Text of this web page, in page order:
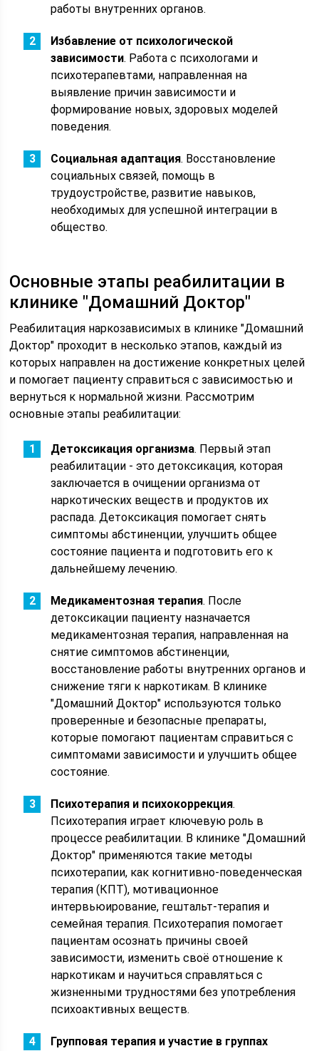
работы внутренних органов.
Избавление от психологической
зависимости. Работа с психологами и
психотерапевтами, направленная на
выявление причин зависимости и
формирование новых, здоровых моделей
поведения.
Социальная адаптация. Восстановление
социальных связей, помощь в
трудоустройстве, развитие навыков,
необходимых для успешной интеграции в
общество.
Основные этапы реабилитации в
клинике "Домашний Доктор"
Реабилитация наркозависимых в клинике "Домашний
Доктор" проходит в несколько этапов, каждый из
которых направлен на достижение конкретных целей
и помогает пациенту справиться с зависимостью и
вернуться к нормальной жизни. Рассмотрим
основные этапы реабилитации:
Детоксикация организма. Первый этап
реабилитации - это детоксикация, которая
заключается в очищении организма от
наркотических веществ и продуктов их
распада. Детоксикация помогает снять
симптомы абстиненции, улучшить общее
состояние пациента и подготовить его к
дальнейшему лечению.
Медикаментозная терапия. После
детоксикации пациенту назначается
медикаментозная терапия, направленная на
снятие симптомов абстиненции,
восстановление работы внутренних органов и
снижение тяги к наркотикам. В клинике
"Домашний Доктор" используются только
проверенные и безопасные препараты,
которые помогают пациентам справиться с
симптомами зависимости и улучшить общее
состояние.
Психотерапия и психокоррекция.
Психотерапия играет ключевую роль в
процессе реабилитации. В клинике "Домашний
Доктор" применяются такие методы
психотерапии, как когнитивно-поведенческая
терапия (КПТ), мотивационное
интервьюирование, гештальт-терапия и
семейная терапия. Психотерапия помогает
пациентам осознать причины своей
зависимости, изменить своё отношение к
наркотикам и научиться справляться с
жизненными трудностями без употребления
психоактивных веществ.
Групповая терапия и участие в группах